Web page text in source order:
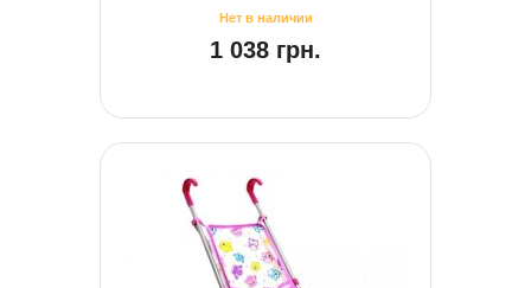
1 038 грн.